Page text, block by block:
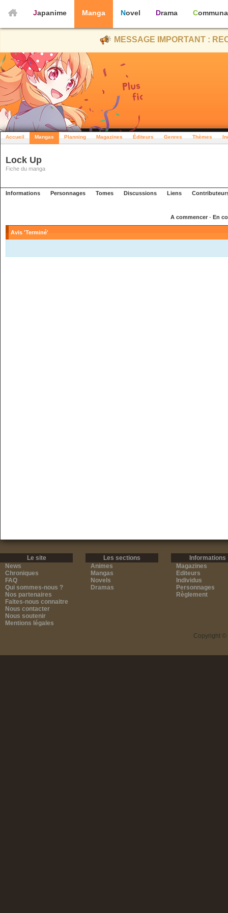
Japanime Manga Novel Drama
MESSAGE IMPORTANT :
Accueil Mangas Planning Magazines Éditeurs Genres Thèmes
Lock Up
Fiche du manga
Informations Personnages Tomes Discussions Liens
A commencer- En
Avis 'Terminé'
Le site
News
Chroniques
FAQ
Qui sommes-nous ?
Nos partenaires
Faites-nous connaitre
Nous contacter
Nous soutenir
Mentions légales
Les sections
Animes
Mangas
Novels
Dramas
Informations
Magazines
Editeurs
Individus
Personnages
Règlement
Copyright ©